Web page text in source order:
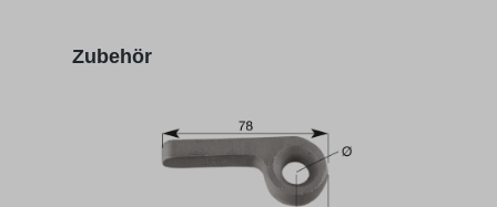
Produktgalerie überspringen
Zubehör